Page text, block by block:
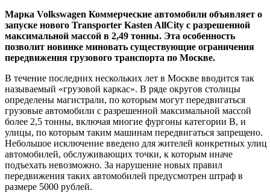
Марка Volkswagen Коммерческие автомобили объявляет о
запуске нового Transporter Kasten AllCity с разрешенной
максимальной массой в 2,49 тонны. Эта особенность
позволит новинке миновать существующие ограничения
передвижения грузового транспорта по Москве.
В течение последних нескольких лет в Москве вводится так
называемый «грузовой каркас». В ряде округов столицы
определены магистрали, по которым могут передвигаться
грузовые автомобили с разрешенной максимальной массой
более 2,5 тонны, включая многие фургоны категории В, и
улицы, по которым таким машинам передвигаться запрещено.
Небольшое исключение введено для жителей конкретных улиц
автомобилей, обслуживающих точки, к которым иначе
подъехать невозможно. За нарушение новых правил
передвижения таких автомобилей предусмотрен штраф в
размере 5000 рублей.